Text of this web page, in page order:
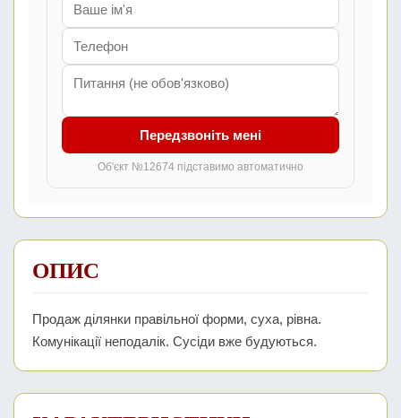
Передзвоніть мені
Об'єкт №12674 підставимо автоматично
ОПИС
Продаж ділянки правільної форми, суха, рівна.
Комунікації неподалік. Сусіди вже будуються.